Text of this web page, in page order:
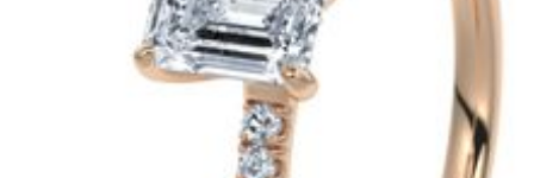
Entdecken Sie bei Paderjuwelier eine
exclusive Auswahl an Verlobungsringen.
Von klassisch bis modern, unsere Ringe
verkörpern zeitlose Eleganz und höchste